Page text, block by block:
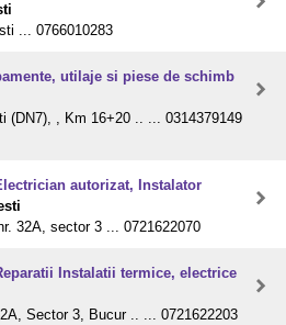
... 0766010283
utilaje si piese de schimb
(DN7), , Km 16+20 .. ... 0314379149
autorizat, Instalator
32A, sector 3 ... 0721622070
Instalatii termice, electrice
Sector 3, Bucur .. ... 0721622203